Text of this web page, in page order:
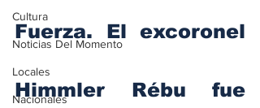
Cultura
Noticias Del Momento
Locales
Nacionales
Fuerza. El excoronel
Himmler Rébu fue